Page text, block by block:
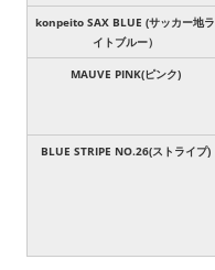
konpeito SAX BLUE (サッカー地ラ
イトブルー）
MAUVE PINK(ピンク)
BLUE STRIPE NO.26(ストライプ)